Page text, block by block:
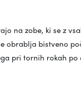
na zobe, ki se z
obrablja bistveno
pri tornih rokah